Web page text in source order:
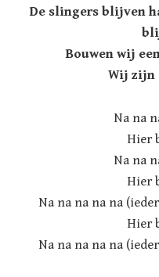
De slingers blijven
Bouwen wij
Wij zijn
Na na
Hier
Na na
Hier
Na na na na na
Hier
Na na na na na